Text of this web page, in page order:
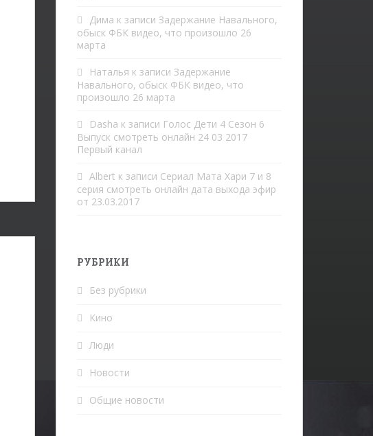
Дима к записи Задержание Навального,
обыск ФБК видео, что произошло 26
марта
Наталья к записи Задержание
Навального, обыск ФБК видео, что
произошло 26 марта
Dasha к записи Голос Дети 4 Сезон 6
Выпуск смотреть онлайн 24 03 2017
Первый канал
Albert к записи Сериал Мата Хари 7 и 8
серия смотреть онлайн дата выхода эфир
от 23.03.2017
РУБРИКИ
Без рубрики
Кино
Люди
Новости
Общие новости